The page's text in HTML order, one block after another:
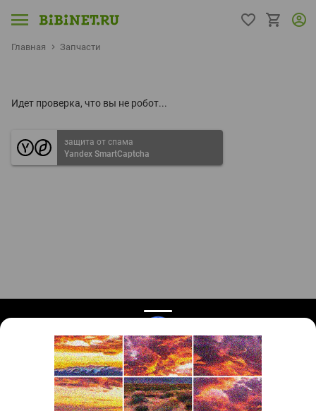
Главная Запчасти
Идет проверка, что вы не робот...
защита от спама
Yandex SmartCaptcha
Поиск запчастей
Для автокомпаний
О проекте
Помощь